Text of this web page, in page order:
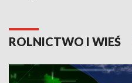
ROLNICTWO I WIEŚ